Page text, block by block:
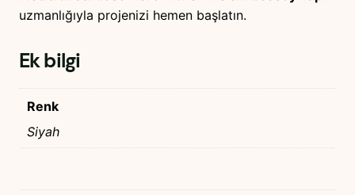
uzmanlığıyla projenizi hemen başlatın.
Ek bilgi
Renk
Siyah